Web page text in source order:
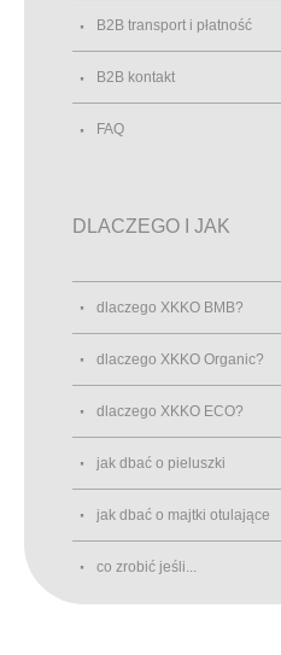
B2B transport i płatność
B2B kontakt
FAQ
DLACZEGO I JAK
dlaczego XKKO BMB?
dlaczego XKKO Organic?
dlaczego XKKO ECO?
jak dbać o pieluszki
jak dbać o majtki otulające
co zrobić jeśli...